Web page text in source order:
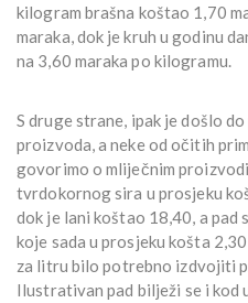
kilogram brašna koštao 1,70
maraka, dok je kruh u godinu
na 3,60 maraka po kilogramu.
S druge strane, ipak je došlo
proizvoda, a neke od očitih
govorimo o mliječnim
tvrdokornog sira u prosjeku
dok je lani koštao 18,40, a pad
koje sada u prosjeku košta
za litru bilo potrebno izdvojiti
Ilustrativan pad bilježi se i kod